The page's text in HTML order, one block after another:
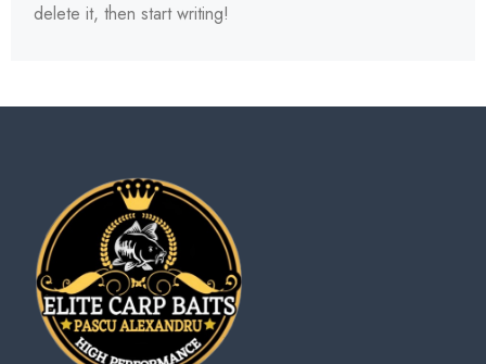
delete it, then start writing!